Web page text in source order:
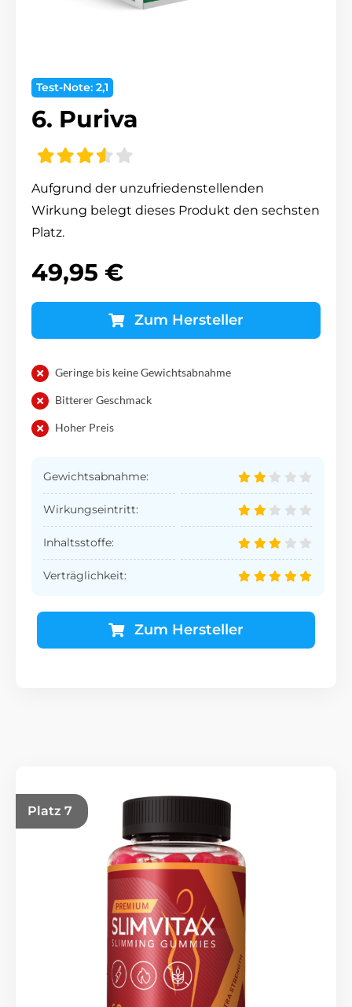
Test-Note: 2,1
6. Puriva
Aufgrund der unzufriedenstellenden
Wirkung belegt dieses Produkt den sechsten
Platz.
49,95 €
Zum Hersteller
Geringe bis keine Gewichtsabnahme
Bitterer Geschmack
Hoher Preis
Gewichtsabnahme:
Wirkungseintritt:
Inhaltsstoffe:
Verträglichkeit:
Zum Hersteller
Platz 7